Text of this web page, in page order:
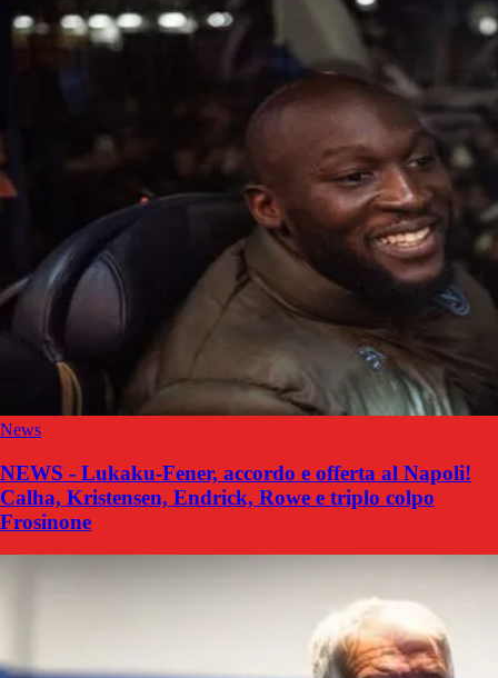
News
NEWS - Lukaku-Fener, accordo e offerta al Napoli!
Calha, Kristensen, Endrick, Rowe e triplo colpo
Frosinone